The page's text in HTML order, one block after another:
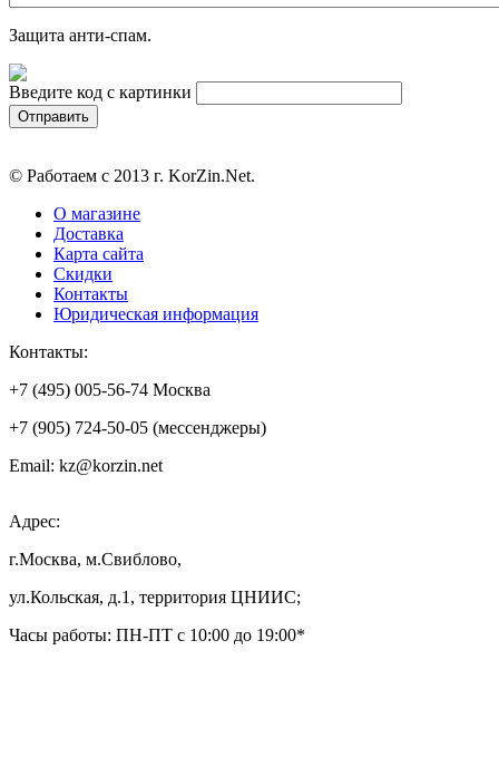
Защита анти-спам.
Введите код с картинки
© Работаем с 2013 г. KorZin.Net.
О магазине
Доставка
Карта сайта
Скидки
Контакты
Юридическая информация
Контакты:
+7 (495) 005-56-74 Москва
+7 (905) 724-50-05 (мессенджеры)
Email: kz@korzin.net
Адрес:
г.Москва, м.Свиблово,
ул.Кольская, д.1, территория ЦНИИС;
Часы работы: ПН-ПТ с 10:00 до 19:00*